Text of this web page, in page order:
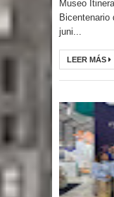
Museo
Bicentenario
juni...
LEER MÁS